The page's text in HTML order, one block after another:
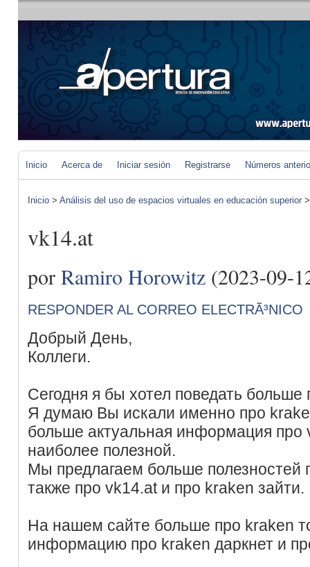
Inicio Acerca de Iniciar sesión Registrarse Números
Inicio > Análisis del uso de espacios virtuales en educación superior
vk14.at
por Ramiro Horowitz (2023-09-
RESPONDER AL CORREO ELECTRÃ³NICO
Добрый День,
Коллеги.
Сегодня я бы хотел поведать больше
Я думаю Вы искали именно про
больше актуальная информация про
наиболее полезной.
Мы предлагаем больше полезностей
также про vk14.at и про kraken зайти.
На нашем сайте больше про kraken
информацию про kraken даркнет и